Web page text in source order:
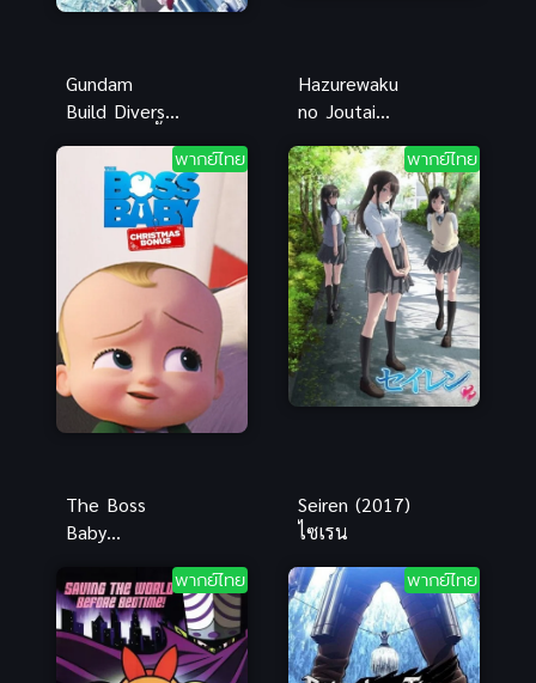
Gundam
Build Divers
บิลด์ไดเวอร์
Hazurewaku
no Joutai
rank ผู้ถูกทิ้ง
เพราะสกิลไร้
ค่า
พากย์ไทย
The Boss
Baby
Bonus (2022)
บอสเบบี้
พากย์ไทยดูฟรี
จ้า
พากย์ไทย
Seiren (2017)
ไซเรน
พากย์ไทย พากย์ไทย